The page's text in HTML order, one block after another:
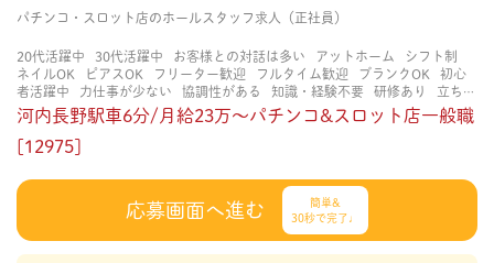
パチンコ・スロット店のホールスタッフ求人（正社員）
20代活躍中 30代活躍中 お客様との対話は多い アットホーム
シフト制
ネイルOK
ピアスOK フリーター歓迎 フルタイム歓迎 ブランクOK
初心
者活躍中
力仕事が少ない 協調性がある 知識・経験不要 研修あり
立ち仕
事
経験者・有資格者歓迎 茶髪OK 賑やかな職場 長く働ける 長期歓迎
河内長野駅車6分/月給23万～パチンコ&スロット店一般職
[12975]
応募画面へ進む
簡単&
30秒で完了♩